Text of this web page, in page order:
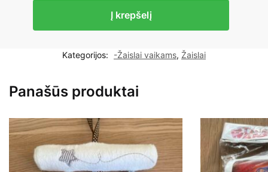
Frozen
Į krepšelį
Kategorijos: -Žaislai vaikams, Žaislai
Panašūs produktai